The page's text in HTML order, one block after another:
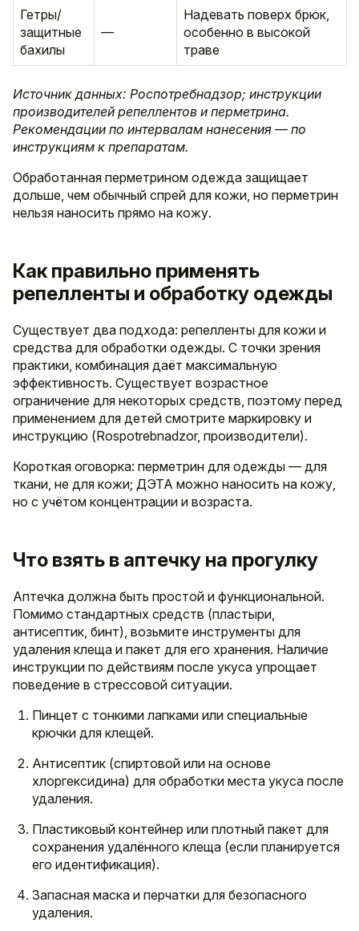
Гетры/
защитные
бахилы
—
Надевать поверх брюк,
особенно в высокой
траве
Источник данных: Роспотребнадзор; инструкции
производителей репеллентов и перметрина.
Рекомендации по интервалам нанесения — по
инструкциям к препаратам.
Обработанная перметрином одежда защищает
дольше, чем обычный спрей для кожи, но перметрин
нельзя наносить прямо на кожу.
Как правильно применять
репелленты и обработку одежды
Существует два подхода: репелленты для кожи и
средства для обработки одежды. С точки зрения
практики, комбинация даёт максимальную
эффективность. Существует возрастное
ограничение для некоторых средств, поэтому перед
применением для детей смотрите маркировку и
инструкцию (Rospotrebnadzor, производители).
Короткая оговорка: перметрин для одежды — для
ткани, не для кожи; ДЭТА можно наносить на кожу,
но с учётом концентрации и возраста.
Что взять в аптечку на прогулку
Аптечка должна быть простой и функциональной.
Помимо стандартных средств (пластыри,
антисептик, бинт), возьмите инструменты для
удаления клеща и пакет для его хранения. Наличие
инструкции по действиям после укуса упрощает
поведение в стрессовой ситуации.
Пинцет с тонкими лапками или специальные
крючки для клещей.
Антисептик (спиртовой или на основе
хлоргексидина) для обработки места укуса после
удаления.
Пластиковый контейнер или плотный пакет для
сохранения удалённого клеща (если планируется
его идентификация).
Запасная маска и перчатки для безопасного
удаления.